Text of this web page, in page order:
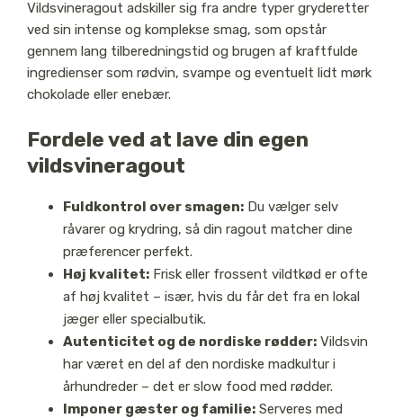
Vildsvineragout adskiller sig fra andre typer gryderetter
ved sin intense og komplekse smag, som opstår
gennem lang tilberedningstid og brugen af kraftfulde
ingredienser som rødvin, svampe og eventuelt lidt mørk
chokolade eller enebær.
Fordele ved at lave din egen
vildsvineragout
Fuldkontrol over smagen:Du vælger selv
råvarer og krydring, så din ragout matcher dine
præferencer perfekt.
Høj kvalitet:Frisk eller frossent vildtkød er ofte
af høj kvalitet – især, hvis du får det fra en lokal
jæger eller specialbutik.
Autenticitet og de nordiske rødder:Vildsvin
har været en del af den nordiske madkultur i
århundreder – det er slow food med rødder.
Imponer gæster og familie:Serveres med